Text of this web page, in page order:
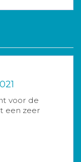
voor de
een zeer